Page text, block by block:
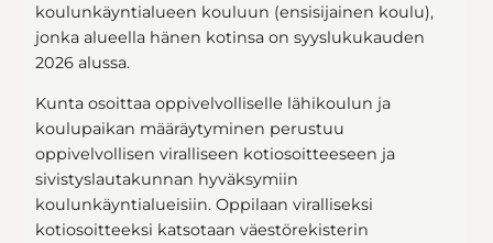
koulunkäyntialueen kouluun (ensisijainen koulu),
jonka alueella hänen kotinsa on syyslukukauden
2026 alussa.
Kunta osoittaa oppivelvolliselle lähikoulun ja
koulupaikan määräytyminen perustuu
oppivelvollisen viralliseen kotiosoitteeseen ja
sivistyslautakunnan hyväksymiin
koulunkäyntialueisiin. Oppilaan viralliseksi
kotiosoitteeksi katsotaan väestörekisterin